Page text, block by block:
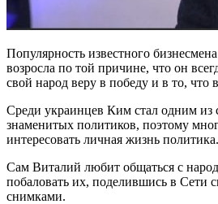
Популярность известного
возросла по той причине, что он
свой народ веру в победу и в то, что
Среди украинцев Ким стал одним
знаменитых политиков, поэтому
интересовать личная жизнь политика.
Сам Виталий любит общаться с
побаловать их, поделившись в Сети
снимками.